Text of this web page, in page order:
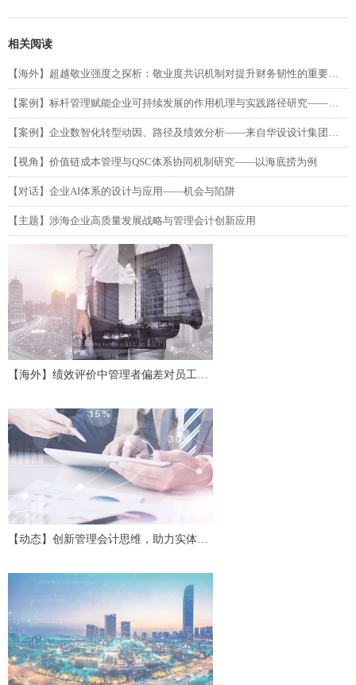
【海外】绩效评价中管理者偏差对员工努
【动态】创新管理会计思维，助力实体经
计沙龙
相关阅读
【海外】超越敬业强度之探析：敬业度共识机制对提升财务韧性的重要性（第二部分）
【案例】标杆管理赋能企业可持续发展的作用机理与实践路径研究——以吉利汽车为例
【案例】企业数智化转型动因、路径及绩效分析——来自华设设计集团的单案例研究
【视角】价值链成本管理与QSC体系协同机制研究——以海底捞为例
【对话】企业AI体系的设计与应用——机会与陷阱
【主题】涉海企业高质量发展战略与管理会计创新应用